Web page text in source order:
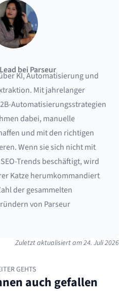
bei Parseur
KI, Automatisierung und
Mit jahrelanger
Automatisierungsstrategien
dabei, manuelle
und mit den richtigen
Wenn sie sich nicht mit
Trends beschäftigt, wird
Katze herumkommandiert
der gesammelten
von Parseur
Zuletzt aktualisiert am24. Juli 2026
GEHTS
auch gefallen